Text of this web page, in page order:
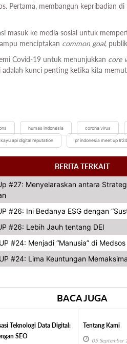
Pertama, membangun kepribadian di
masuk ke media sosial untuk
menciptakan common goal,
Covid-19 untuk menunjukkan core
adalah kunci penting ketika kita
humas indonesia corona virus
api digital reputation pr indonesia meet up #24
BERITA TERKAIT
#27: Menyelaraskan antara
#26: Ini Bedanya ESG dengan
#26: Lebih Jauh tentang DEI
#24: Menjadi “Manusia” di Medsos
#24: Lima Keuntungan
BACA JUGA
Teknologi Data Digital:
SEO
Tentang Kami
05 September